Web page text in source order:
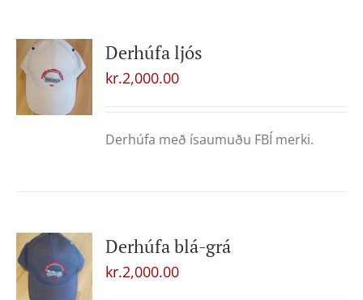
Derhúfa ljós
kr.2,000.00
Derhúfa með ísaumuðu FBÍ merki.
Derhúfa blá-grá
kr.2,000.00